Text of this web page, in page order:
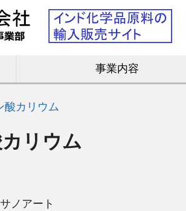
事業内容
酸カリウム
リウム
ノアート